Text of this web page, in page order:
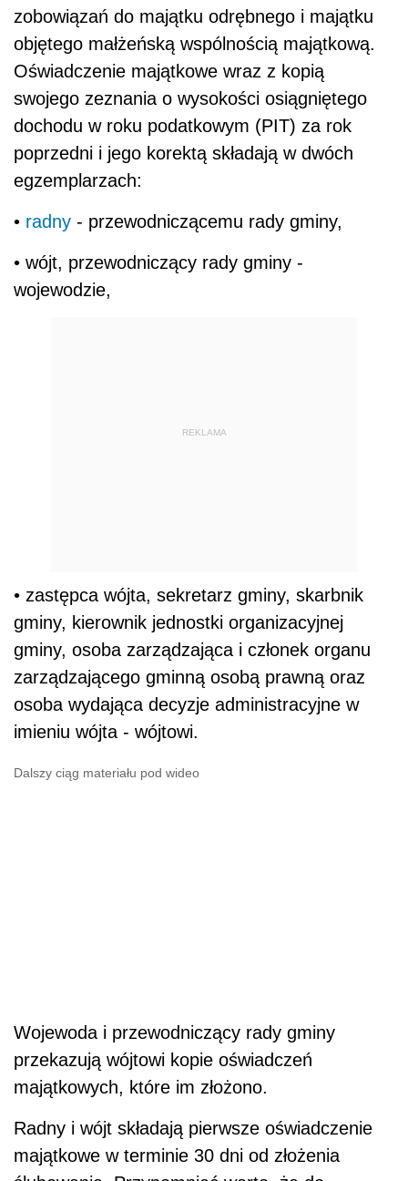
zobowiązań do majątku odrębnego i majątku
objętego małżeńską wspólnością majątkową.
Oświadczenie majątkowe wraz z kopią
swojego zeznania o wysokości osiągniętego
dochodu w roku podatkowym (PIT) za rok
poprzedni i jego korektą składają w dwóch
egzemplarzach:
• radny - przewodniczącemu rady gminy,
• wójt, przewodniczący rady gminy -
wojewodzie,
REKLAMA
• zastępca wójta, sekretarz gminy, skarbnik
gminy, kierownik jednostki organizacyjnej
gminy, osoba zarządzająca i członek organu
zarządzającego gminną osobą prawną oraz
osoba wydająca decyzje administracyjne w
imieniu wójta - wójtowi.
Dalszy ciąg materiału pod wideo
Wojewoda i przewodniczący rady gminy
przekazują wójtowi kopie oświadczeń
majątkowych, które im złożono.
Radny i wójt składają pierwsze oświadczenie
majątkowe w terminie 30 dni od złożenia